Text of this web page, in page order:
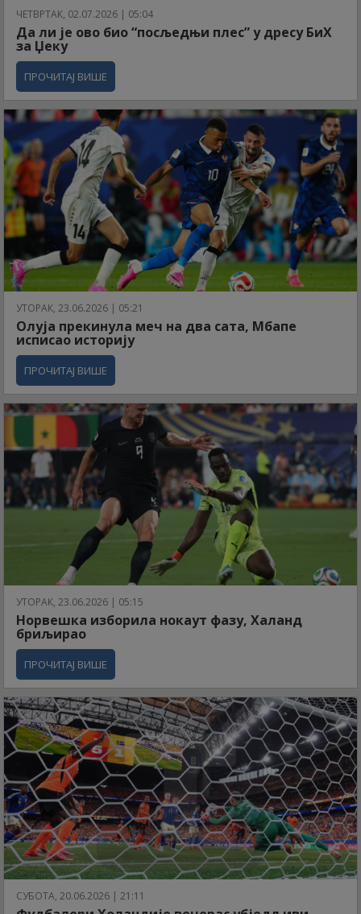
ЧЕТВРТАК, 02.07.2026 | 05:04
Да ли је ово био “посљедњи плес” у дресу БиХ
за Џеку
ПРОЧИТАЈ ВИШЕ
УТОРАК, 23.06.2026 | 05:21
Олуја прекинула меч на два сата, Мбапе
исписао историју
ПРОЧИТАЈ ВИШЕ
УТОРАК, 23.06.2026 | 05:15
Норвешка изборила нокаут фазу, Халанд
бриљирао
ПРОЧИТАЈ ВИШЕ
СУБОТА, 20.06.2026 | 21:11